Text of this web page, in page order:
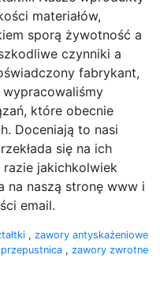
materiałów,
sporą żywotność a
czynniki a
fabrykant,
wypracowaliśmy
które obecnie
Doceniają to nasi
się na ich
razie jakichkolwiek
na naszą stronę www i
email.
, zawory antyskażeniowe
przepustnica , zawory zwrotne